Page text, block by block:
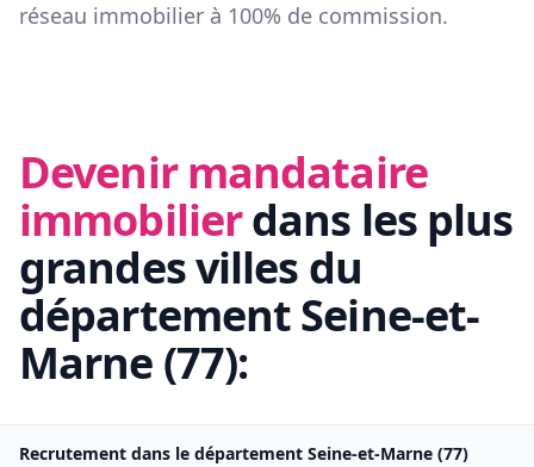
réseau immobilier à 100% de commission.
Devenir mandataire
immobilierdans les plus
grandes villes du
départementSeine-et-
Marne (77):
Recrutement dans le département Seine-et-Marne (77)